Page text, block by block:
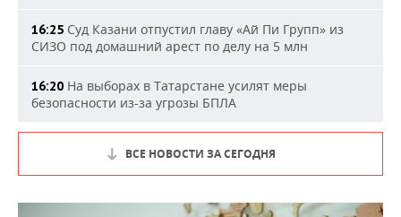
16:25 Суд Казани отпустил главу «Ай Пи Групп» из
СИЗО под домашний арест по делу на 5 млн
16:20 На выборах в Татарстане усилят меры
безопасности из-за угрозы БПЛА
ВСЕ НОВОСТИ ЗА СЕГОДНЯ